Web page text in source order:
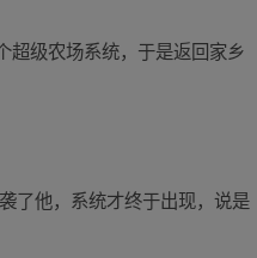
超级农场系统，于是返回家乡
了他，系统才终于出现，说是